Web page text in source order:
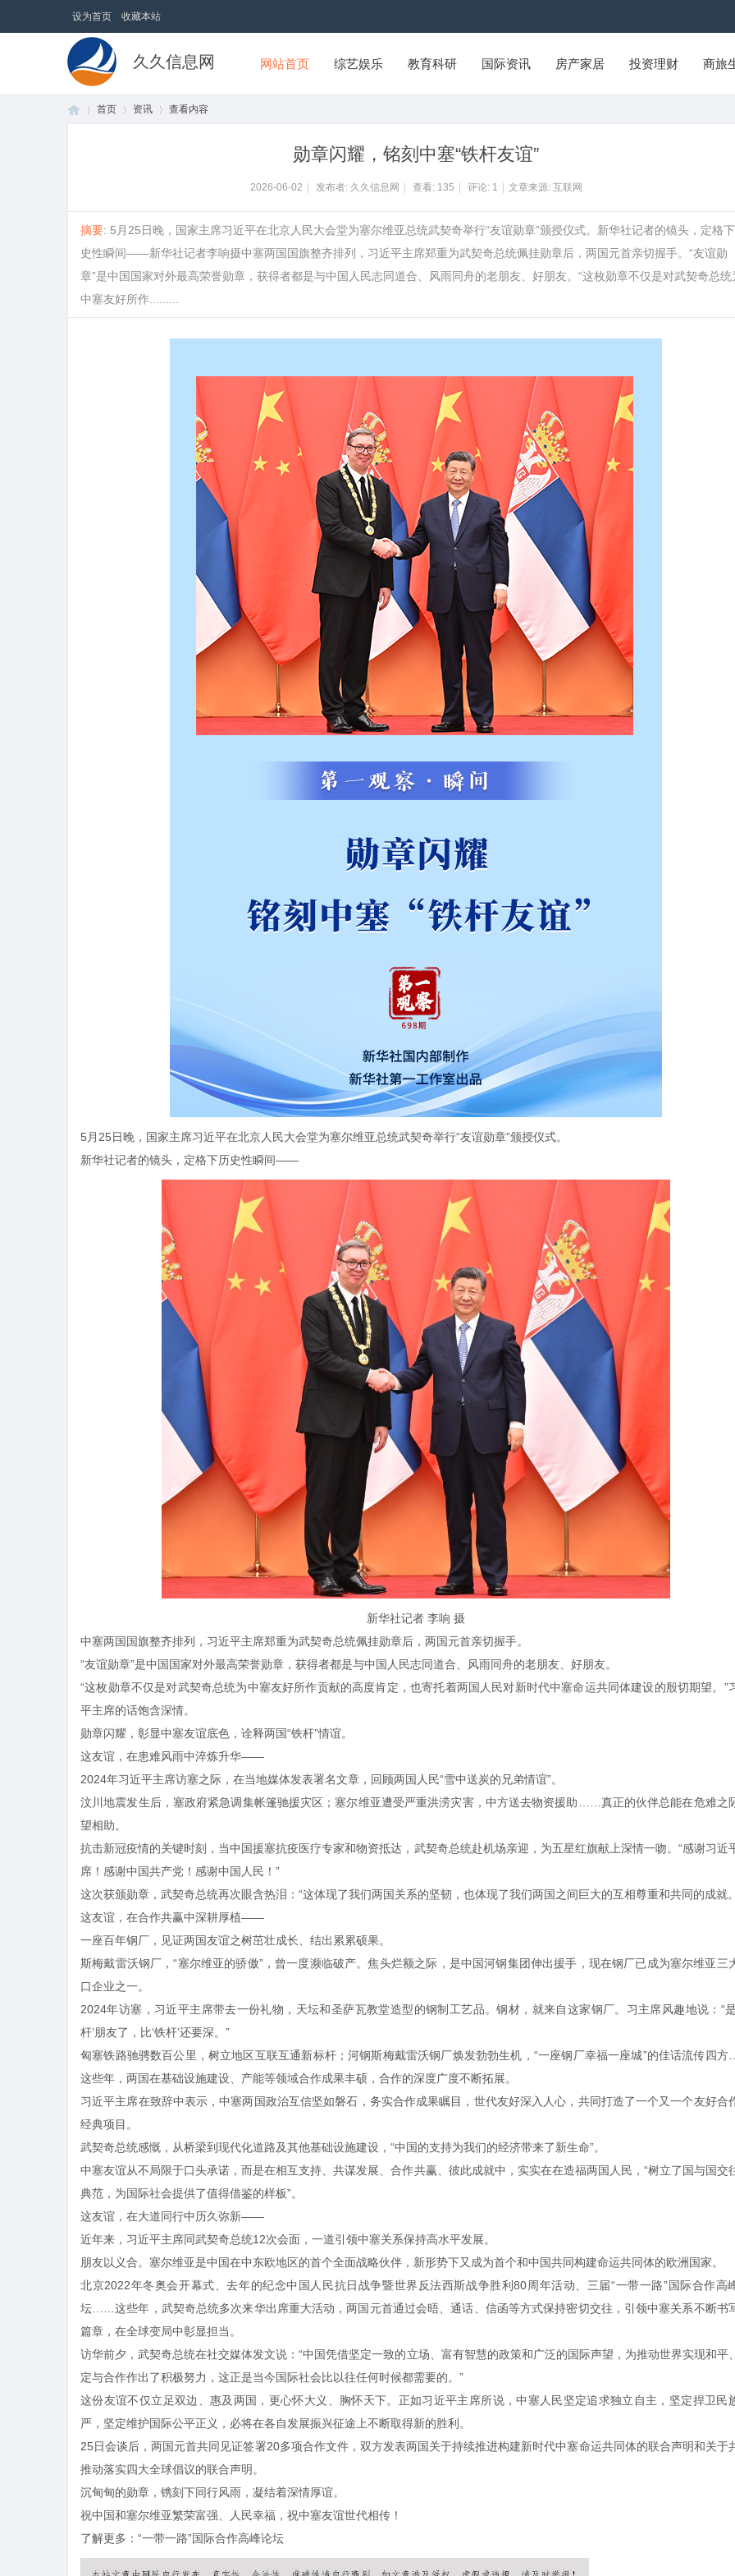
设为首页 收藏本站
久久信息网 网站首页 综艺娱乐 教育科研 国际资讯 房产家居 投资理财 商旅
首页 资讯 查看内容
勋章闪耀，铭刻中塞“铁杆友谊”
2026-06-02 发布者: 久久信息网 查看: 135 评论: 1 文章来源: 互联网
摘要: 5月25日晚，国家主席习近平在北京人民大会堂为塞尔维亚总统武契奇举行“友谊勋章”颁授仪式。新华社记者的镜头，定格
史性瞬间——新华社记者李响摄中塞两国国旗整齐排列，习近平主席郑重为武契奇总统佩挂勋章后，两国元首亲切握手。“友谊勋
章”是中国国家对外最高荣誉勋章，获得者都是与中国人民志同道合、风雨同舟的老朋友、好朋友。“这枚勋章不仅是对武契奇总统
中塞友好所作.........
5月25日晚，国家主席习近平在北京人民大会堂为塞尔维亚总统武契奇举行“友谊勋章”颁授仪式。
新华社记者的镜头，定格下历史性瞬间——
新华社记者 李响 摄
中塞两国国旗整齐排列，习近平主席郑重为武契奇总统佩挂勋章后，两国元首亲切握手。
“友谊勋章”是中国国家对外最高荣誉勋章，获得者都是与中国人民志同道合、风雨同舟的老朋友、好朋友。
“这枚勋章不仅是对武契奇总统为中塞友好所作贡献的高度肯定，也寄托着两国人民对新时代中塞命运共同体建设的殷切期望。”
平主席的话饱含深情。
勋章闪耀，彰显中塞友谊底色，诠释两国“铁杆”情谊。
这友谊，在患难风雨中淬炼升华——
2024年习近平主席访塞之际，在当地媒体发表署名文章，回顾两国人民“雪中送炭的兄弟情谊”。
汶川地震发生后，塞政府紧急调集帐篷驰援灾区；塞尔维亚遭受严重洪涝灾害，中方送去物资援助……真正的伙伴总能在危难之
望相助。
抗击新冠疫情的关键时刻，当中国援塞抗疫医疗专家和物资抵达，武契奇总统赴机场亲迎，为五星红旗献上深情一吻。“感谢习近
席！感谢中国共产党！感谢中国人民！”
这次获颁勋章，武契奇总统再次眼含热泪：“这体现了我们两国关系的坚韧，也体现了我们两国之间巨大的互相尊重和共同的成就
这友谊，在合作共赢中深耕厚植——
一座百年钢厂，见证两国友谊之树茁壮成长、结出累累硕果。
斯梅戴雷沃钢厂，“塞尔维亚的骄傲”，曾一度濒临破产。焦头烂额之际，是中国河钢集团伸出援手，现在钢厂已成为塞尔维亚三
口企业之一。
2024年访塞，习近平主席带去一份礼物，天坛和圣萨瓦教堂造型的钢制工艺品。钢材，就来自这家钢厂。习主席风趣地说：“是
杆’朋友了，比‘铁杆’还要深。”
匈塞铁路驰骋数百公里，树立地区互联互通新标杆；河钢斯梅戴雷沃钢厂焕发勃勃生机，“一座钢厂幸福一座城”的佳话流传四方
这些年，两国在基础设施建设、产能等领域合作成果丰硕，合作的深度广度不断拓展。
习近平主席在致辞中表示，中塞两国政治互信坚如磐石，务实合作成果瞩目，世代友好深入人心，共同打造了一个又一个友好合
经典项目。
武契奇总统感慨，从桥梁到现代化道路及其他基础设施建设，“中国的支持为我们的经济带来了新生命”。
中塞友谊从不局限于口头承诺，而是在相互支持、共谋发展、合作共赢、彼此成就中，实实在在造福两国人民，“树立了国与国交
典范，为国际社会提供了值得借鉴的样板”。
这友谊，在大道同行中历久弥新——
近年来，习近平主席同武契奇总统12次会面，一道引领中塞关系保持高水平发展。
朋友以义合。塞尔维亚是中国在中东欧地区的首个全面战略伙伴，新形势下又成为首个和中国共同构建命运共同体的欧洲国家。
北京2022年冬奥会开幕式、去年的纪念中国人民抗日战争暨世界反法西斯战争胜利80周年活动、三届“一带一路”国际合作高
坛 ……这些年，武契奇总统多次来华出席重大活动，两国元首通过会晤、通话、信函等方式保持密切交往，引领中塞关系不断书
篇章，在全球变局中彰显担当。
访华前夕，武契奇总统在社交媒体发文说：“中国凭借坚定一致的立场、富有智慧的政策和广泛的国际声望，为推动世界实现和平
定与合作作出了积极努力，这正是当今国际社会比以往任何时候都需要的。”
这份友谊不仅立足双边、惠及两国，更心怀大义、胸怀天下。正如习近平主席所说，中塞人民坚定追求独立自主，坚定捍卫民
严，坚定维护国际公平正义，必将在各自发展振兴征途上不断取得新的胜利。
25日会谈后，两国元首共同见证签署20多项合作文件，双方发表两国关于持续推进构建新时代中塞命运共同体的联合声明和关于
推动落实四大全球倡议的联合声明。
沉甸甸的勋章，镌刻下同行风雨，凝结着深情厚谊。
祝中国和塞尔维亚繁荣富强、人民幸福，祝中塞友谊世代相传！
了解更多： “一带一路”国际合作高峰论坛